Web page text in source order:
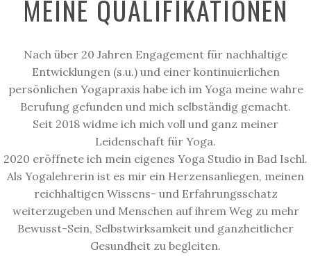
MEINE QUALIFIKATIONEN
Nach über 20 Jahren Engagement für nachhaltige
Entwicklungen (s.u.) und einer kontinuierlichen
persönlichen Yogapraxis habe ich im Yoga meine wahre
Berufung gefunden und mich selbständig gemacht.
Seit 2018 widme ich mich voll und ganz meiner
Leidenschaft für Yoga.
2020 eröffnete ich mein eigenes Yoga Studio in Bad Ischl.
Als Yogalehrerin ist es mir ein Herzensanliegen, meinen
reichhaltigen Wissens- und Erfahrungsschatz
weiterzugeben und Menschen auf ihrem Weg zu mehr
Bewusst-Sein, Selbstwirksamkeit und ganzheitlicher
Gesundheit zu begleiten.